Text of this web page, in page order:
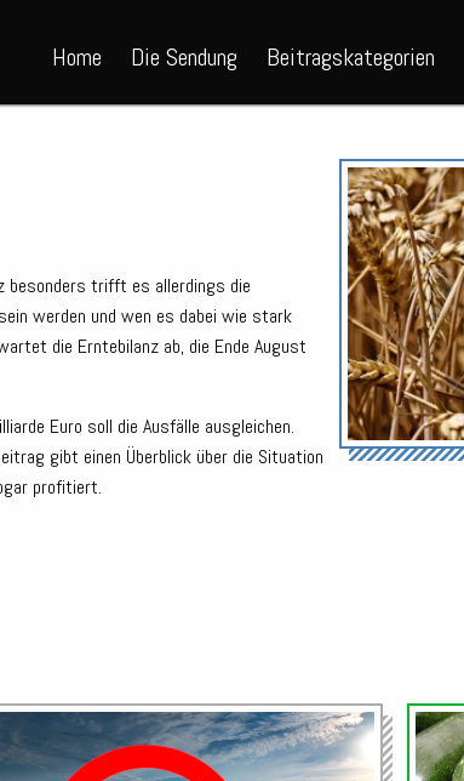
Home Die Sendung Beitragskategorien
besonders trifft es allerdings die
werden und wen es dabei wie stark
die Erntebilanz ab, die Ende August
Euro soll die Ausfälle ausgleichen.
gibt einen Überblick über die Situation
profitiert.
Audio-
Player